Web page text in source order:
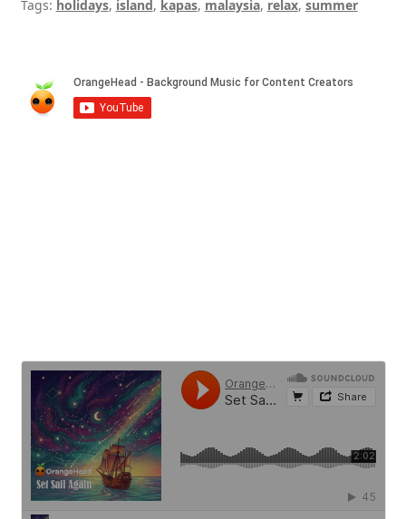
Tags: holidays, island , kapas, malaysia, relax, summer